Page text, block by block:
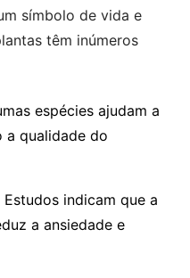
símbolo de vida e
têm inúmeros
espécies ajudam a
a qualidade do
Estudos indicam que a
a ansiedade e